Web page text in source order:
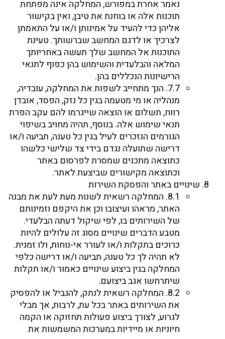
נאמר אחרת במפורש, המחלקה אינה מפתחת
תוכנות אלה או בוחנת את טיבן, ואין בקישור
אליהן כדי להעיד על אמינותן ו/או על התאמתן
לצרכיך או לדגם המחשב שברשותך. טעינת
התוכנות אל המחשב שלך תעשה באחריותך
המלאה והבלעדית והשימוש בהן כפוף לתנאי
הרישיונות הנכללים בהן.
7.7. הנך מתחייב לשפות את המחלקה, עובדיה,
מנהליה או מי מטעמה בגין כל נזק, הפסד, אובדן
רווח, תשלום או הוצאה שייגרמו להם עקב הפרת
תנאי שימוש אלה. בנוסף, תהיה מחויב בשיפוי
הגורמים הנזכרים לעיל בגין כל טענה, תביעה ו/או
דרישה שתועלה נגדם בידי צד שלישי כלשהו
כתוצאה מתכנים שמסרת לפרסום באתר
וכתוצאה מקישורים שביצעת לאתר.
שינויים באתר והפסקת השירות
8.1. המחלקה רשאית לשנות מעת לעת את מבנה
האתר, מראהו ועיצובו וכן את היקפם וזמינותם
של השירותים בו, לפי שיקול דעתה הבלעדי.
מטבע הדברים שינויים מסוג זה עלולים להיות
כרוכים בתקלות ו/או לעורר אי-נוחות, ולו זמנית.
לא תהיה לך כל טענה, תביעה ו/או דרישה כלפי
המחלקה בגין ביצוע שינויים כאמור ו/או תקלות
שיתרחשו אגב ביצועם.
8.2. המחלקה רשאית לנתק, להגביל או להפסיק
את השירותים באתר בכל עת, לרבות, אך מבלי
לגרוע, לצורך ביצוע פעולות תחזוקה או הקמה
חיוניות או מיידיות במערכות המשמשות את